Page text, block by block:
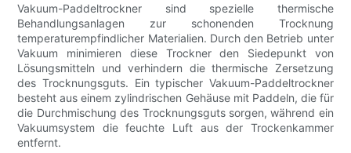
Vakuum-Paddeltrockner sind spezielle thermische
Behandlungsanlagen zur schonenden Trocknung
temperaturempfindlicher Materialien. Durch den Betrieb unter
Vakuum minimieren diese Trockner den Siedepunkt von
Lösungsmitteln und verhindern die thermische Zersetzung
des Trocknungsguts. Ein typischer Vakuum-Paddeltrockner
besteht aus einem zylindrischen Gehäuse mit Paddeln, die für
die Durchmischung des Trocknungsguts sorgen, während ein
Vakuumsystem die feuchte Luft aus der Trockenkammer
entfernt.